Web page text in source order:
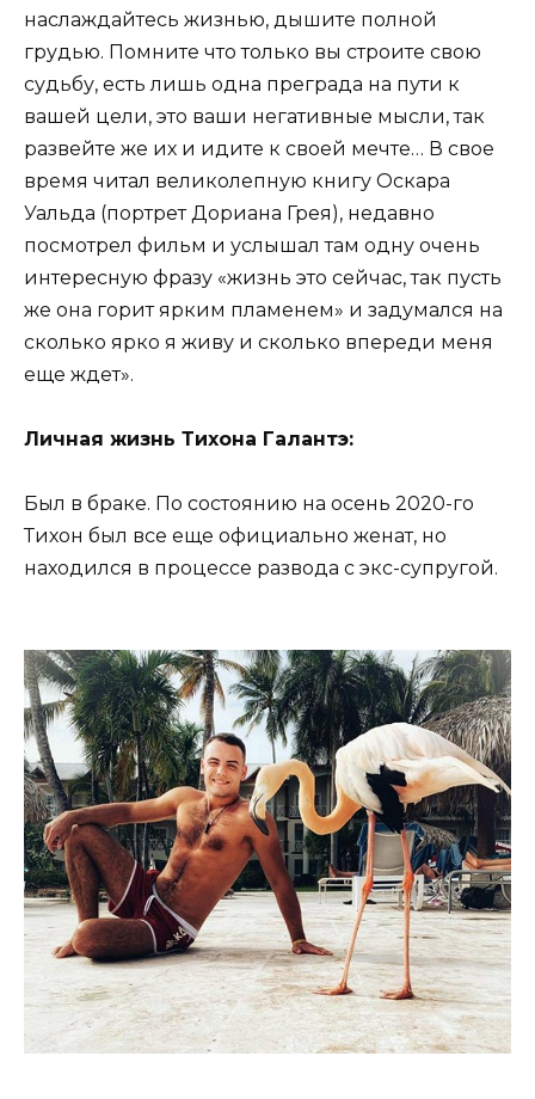
наслаждайтесь жизнью, дышите полной
грудью. Помните что только вы строите свою
судьбу, есть лишь одна преграда на пути к
вашей цели, это ваши негативные мысли, так
развейте же их и идите к своей мечте… В свое
время читал великолепную книгу Оскара
Уальда (портрет Дориана Грея), недавно
посмотрел фильм и услышал там одну очень
интересную фразу «жизнь это сейчас, так пусть
же она горит ярким пламенем» и задумался на
сколько ярко я живу и сколько впереди меня
еще ждет».
Личная жизнь Тихона Галантэ:
Был в браке. По состоянию на осень 2020-го
Тихон был все еще официально женат, но
находился в процессе развода с экс-супругой.